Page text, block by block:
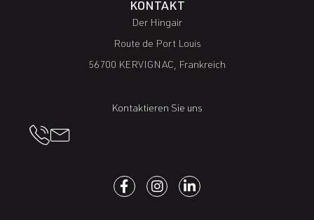
KONTAKT
Der Hingair
Route de Port Louis
56700 KERVIGNAC, Frankreich
Kontaktieren Sie uns